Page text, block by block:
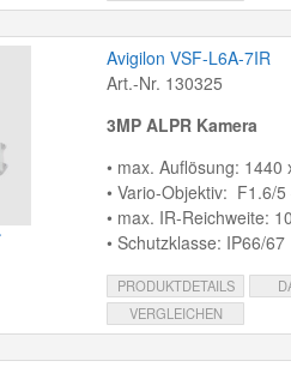
Avigilon VSF-L6A-7IR
Art.-Nr. 130325
3MP ALPR Kamera
• max. Auflösung: 1440
• Vario-Objektiv: F1.6/
• max. IR-Reichweite:
• Schutzklasse: IP66/67
PRODUKTDETAILS
VERGLEICHEN